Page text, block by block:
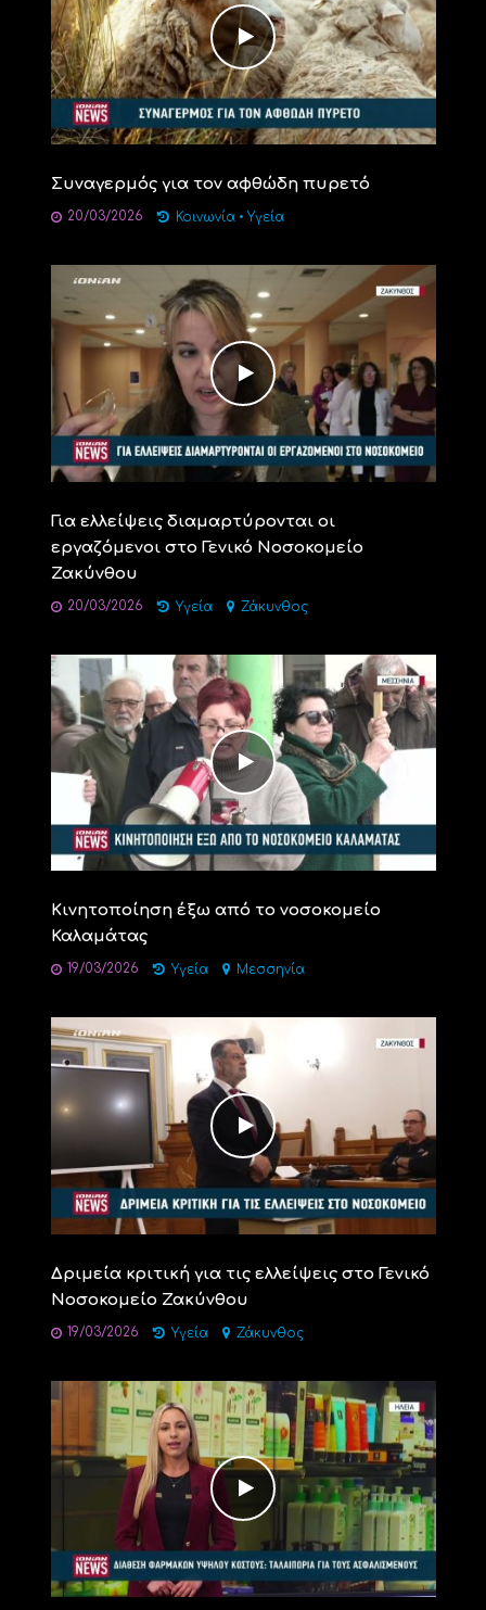
Συναγερμός για τον αφθώδη πυρετό
20/03/2026 Κοινωνία • Υγεία
Για ελλείψεις διαμαρτύρονται οι
εργαζόμενοι στο Γενικό Νοσοκομείο
Ζακύνθου
20/03/2026 Υγεία Ζάκυνθος
Κινητοποίηση έξω από το νοσοκομείο
Καλαμάτας
19/03/2026 Υγεία Μεσσηνία
Δριμεία κριτική για τις ελλείψεις στο Γενικό
Νοσοκομείο Ζακύνθου
19/03/2026 Υγεία Ζάκυνθος